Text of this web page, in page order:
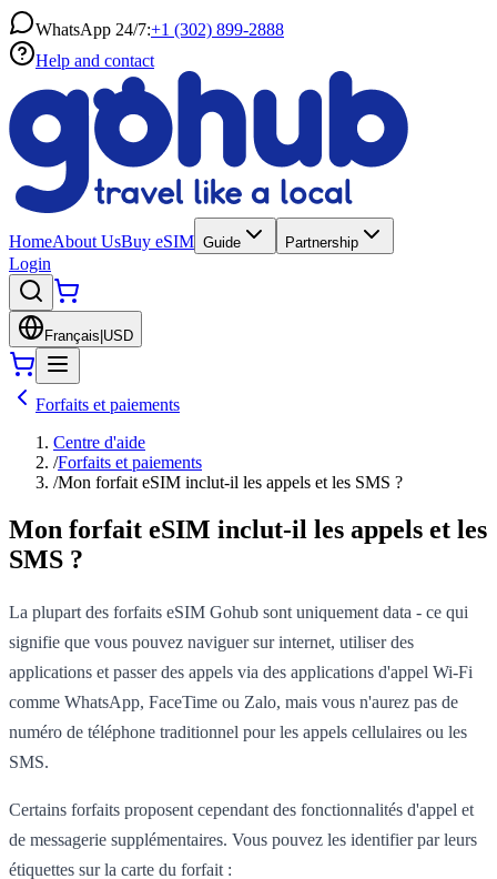
WhatsApp 24/7:+1 (302) 899-2888
Help and contact
HomeAbout UsBuy eSIM Guide Partnership
Login
Français USD
Forfaits et paiements
Centre d'aide
/Forfaits et paiements
/Mon forfait eSIM inclut-il les appels et les SMS ?
Mon forfait eSIM inclut-il les appels et les
SMS ?
La plupart des forfaits eSIM Gohub sont uniquement data - ce qui
signifie que vous pouvez naviguer sur internet, utiliser des
applications et passer des appels via des applications d'appel Wi-Fi
comme WhatsApp, FaceTime ou Zalo, mais vous n'aurez pas de
numéro de téléphone traditionnel pour les appels cellulaires ou les
SMS.
Certains forfaits proposent cependant des fonctionnalités d'appel et
de messagerie supplémentaires. Vous pouvez les identifier par leurs
étiquettes sur la carte du forfait :